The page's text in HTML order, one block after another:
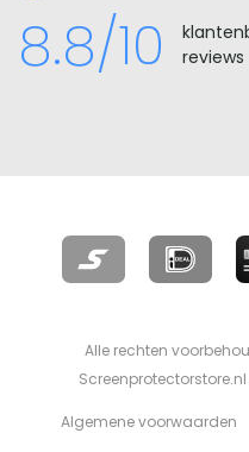
8.8/10
reviews
Alle rechten
Algemene voorwaarden